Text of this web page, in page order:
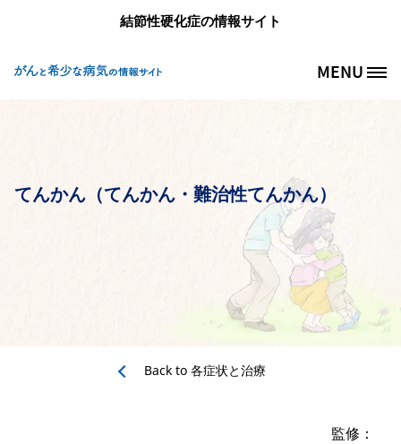
メインコンテンツに移動
結節性硬化症の情報サイト
Site Logo MENU
てんかん（てんかん・難治性てんかん）
Back to 各症状と治療
監修：